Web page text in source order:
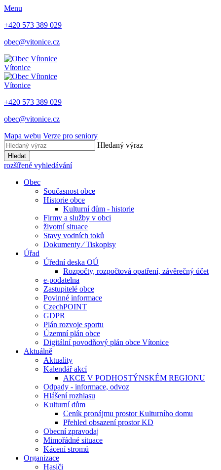
Menu
+420 573 389 029
obec@vitonice.cz
Vítonice
Vítonice
+420 573 389 029
obec@vitonice.cz
Mapa webu Verze pro seniory
Hledaný výraz
Hledat
rozšířené vyhledávání
Obec
Současnost obce
Historie obce
Kulturní dům - historie
Firmy a služby v obci
životní situace
Stavy vodních toků
Dokumenty ⁄ Tiskopisy
Úřad
Úřední deska OÚ
Rozpočty, rozpočtová opatření, závěrečný účet
e-podatelna
Zastupitelé obce
Povinné informace
CzechPOINT
GDPR
Plán rozvoje sportu
Územní plán obce
Digitální povodňový plán obce Vítonice
Aktuálně
Aktuality
Kalendář akcí
AKCE V PODHOSTÝNSKÉM REGIONU
Odpady - informace, odvoz
Hlášení rozhlasu
Kulturní dům
Ceník pronájmu prostor Kulturního domu
Přehled obsazení prostor KD
Obecní zpravodaj
Mimořádné situace
Kácení stromů
Organizace
Hasiči